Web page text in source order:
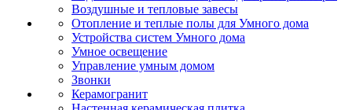
Воздушные и тепловые завесы
Отопление и теплые полы для Умного дома
Устройства систем Умного дома
Умное освещение
Управление умным домом
Звонки
Керамогранит